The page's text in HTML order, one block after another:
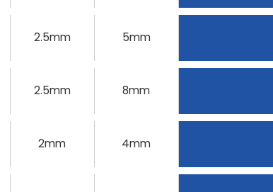
2.5mm 5mm
2.5mm 8mm
2mm 4mm